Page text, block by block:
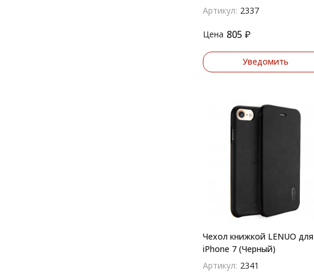
Артикул: 2337
Цена 805 ₽
Уведомить
Чехол книжкой LENUO для
iPhone 7 (Черный)
Артикул: 2341